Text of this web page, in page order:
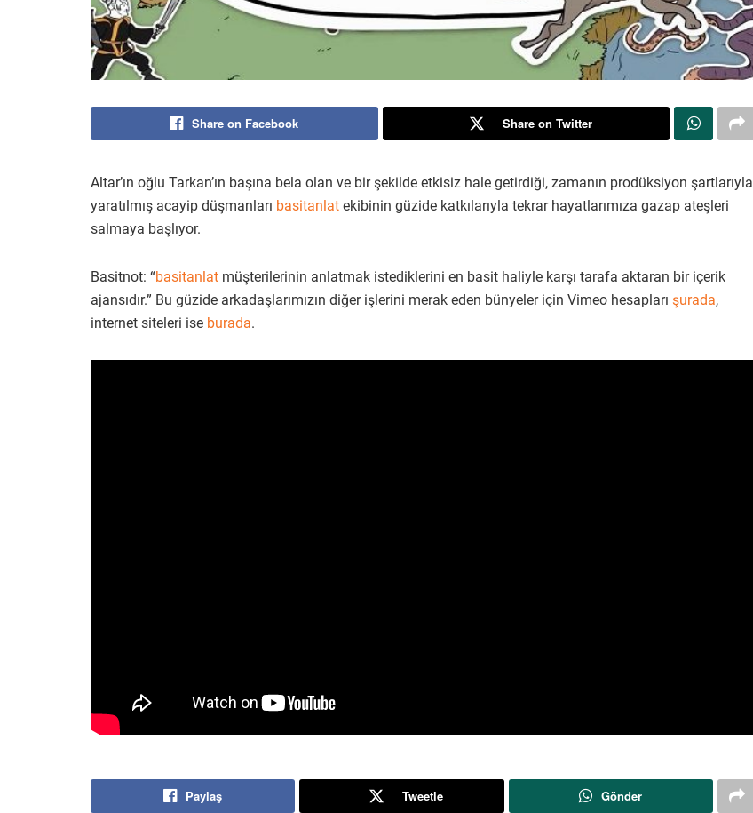
Share on Facebook Share on Twitter
Altar’ın oğlu Tarkan’ın başına bela olan ve bir şekilde etkisiz hale getirdiği, zamanın prodüksiyon şartlarıyla
yaratılmış acayip düşmanları basitanlat ekibinin güzide katkılarıyla tekrar hayatlarımıza gazap ateşleri
salmaya başlıyor.
Basitnot: “basitanlat müşterilerinin anlatmak istediklerini en basit haliyle karşı tarafa aktaran bir içerik
ajansıdır.” Bu güzide arkadaşlarımızın diğer işlerini merak eden bünyeler için Vimeo hesapları şurada,
internet siteleri ise burada.
Paylaş Tweetle Gönder